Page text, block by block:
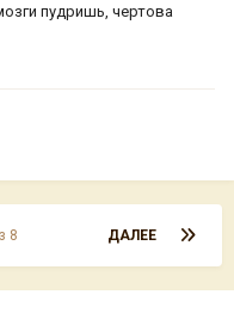
пудришь, чертова
ДАЛЕЕ
8